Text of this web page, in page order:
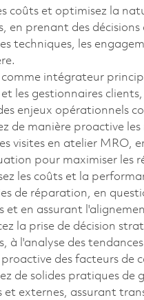
coûts et optimisez la
en prenant des
techniques, les
comme intégrateur
les gestionnaires
enjeux opérationnels
de manière proactive
visites en atelier MRO,
pour maximiser les
les coûts et la
de réparation, en
et en assurant
la prise de décision
à l'analyse des
des facteurs de
de solides pratiques
et externes, assurant